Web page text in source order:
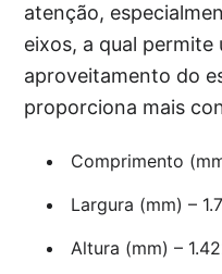
atenção,
eixos, a qual permite
aproveitamento do
proporciona mais
Comprimento
Largura (mm) –
Altura (mm) –